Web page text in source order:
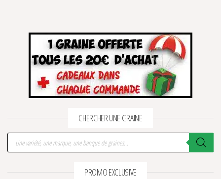
CHERCHER UNE GRAINE
Recherche de produits
PROMO EXCLUSIVE